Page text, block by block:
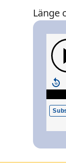
Länge